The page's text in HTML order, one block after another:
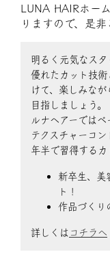
LUNA HAIRホー
りますので、是非
明るく元気なスタ
優れたカット技
けて、楽しみな
目指しましょう。
ルナヘアーでは
テクスチャーコ
年半で習得する
新卒生、美
ト！
作品づくり
詳しくは コチラへ